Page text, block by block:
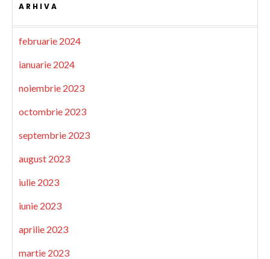
ARHIVA
februarie 2024
ianuarie 2024
noiembrie 2023
octombrie 2023
septembrie 2023
august 2023
iulie 2023
iunie 2023
aprilie 2023
martie 2023